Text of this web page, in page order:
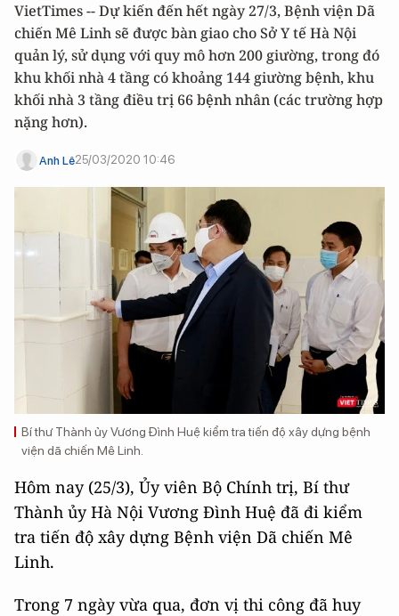
VietTimes -- Dự kiến đến hết ngày 27/3, Bệnh viện Dã
chiến Mê Linh sẽ được bàn giao cho Sở Y tế Hà Nội
quản lý, sử dụng với quy mô hơn 200 giường, trong đó
khu khối nhà 4 tầng có khoảng 144 giường bệnh, khu
khối nhà 3 tầng điều trị 66 bệnh nhân (các trường hợp
nặng hơn).
Anh Lê25/03/2020 10:46
Bí thư Thành ủy Vương Đình Huệ kiểm tra tiến độ xây dựng bệnh
viện dã chiến Mê Linh.
Hôm nay (25/3), Ủy viên Bộ Chính trị, Bí thư
Thành ủy Hà Nội Vương Đình Huệ đã đi kiểm
tra tiến độ xây dựng Bệnh viện Dã chiến Mê
Linh.
Trong 7 ngày vừa qua, đơn vị thi công đã huy